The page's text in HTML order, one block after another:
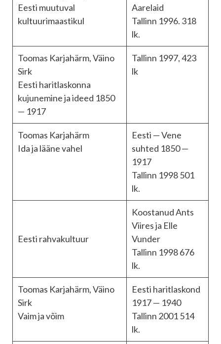
Eesti muutuval
kultuurimaastikul
Aarelaid
Tallinn 1996. 318
lk.
Toomas Karjahärm, Väino
Sirk
Eesti haritlaskonna
kujunemine ja ideed 1850
— 1917
Tallinn 1997, 423
lk
Toomas Karjahärm
Ida ja lääne vahel
Eesti — Vene
suhted 1850 —
1917
Tallinn 1998 501
lk.
Eesti rahvakultuur
Koostanud Ants
Viires ja Elle
Vunder
Tallinn 1998 676
lk.
Toomas Karjahärm, Väino
Sirk
Vaim ja võim
Eesti haritlaskond
1917 — 1940
Tallinn 2001 514
lk.